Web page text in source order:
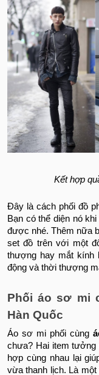
Kết hợp
Đây là cách phối đồ
Bạn có thể diện nó
được nhé. Thêm nữa
set đồ trên với một
thượng hay mắt kính
động và thời thượng
Phối áo sơ mi
Hàn Quốc
Áo sơ mi phối cùng
chưa? Hai item
hợp cùng nhau lại
vừa thanh lịch. Là